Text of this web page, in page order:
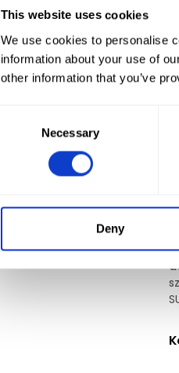
This website uses cookies
We use cookies to personalise
information about your use of
other information that you’ve
Necessary
Deny